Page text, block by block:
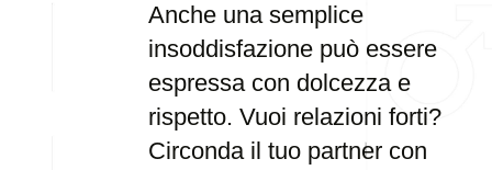
Anche una semplice
insoddisfazione può essere
espressa con dolcezza e
rispetto. Vuoi relazioni forti?
Circonda il tuo partner con